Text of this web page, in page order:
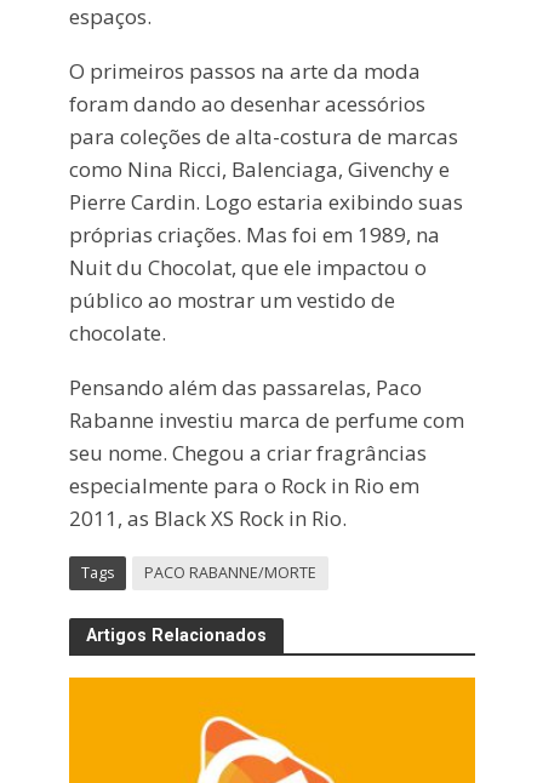
espaços.
O primeiros passos na arte da moda
foram dando ao desenhar acessórios
para coleções de alta-costura de marcas
como Nina Ricci, Balenciaga, Givenchy e
Pierre Cardin. Logo estaria exibindo suas
próprias criações. Mas foi em 1989, na
Nuit du Chocolat, que ele impactou o
público ao mostrar um vestido de
chocolate.
Pensando além das passarelas, Paco
Rabanne investiu marca de perfume com
seu nome. Chegou a criar fragrâncias
especialmente para o Rock in Rio em
2011, as Black XS Rock in Rio.
Tags PACO RABANNE/MORTE
Artigos Relacionados